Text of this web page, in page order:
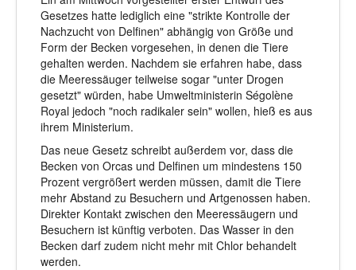
Gesetzes hatte lediglich eine "strikte Kontrolle der
Nachzucht von Delfinen" abhängig von Größe und
Form der Becken vorgesehen, in denen die Tiere
gehalten werden. Nachdem sie erfahren habe, dass
die Meeressäuger teilweise sogar "unter Drogen
gesetzt" würden, habe Umweltministerin Ségolène
Royal jedoch "noch radikaler sein" wollen, hieß es aus
ihrem Ministerium.
Das neue Gesetz schreibt außerdem vor, dass die
Becken von Orcas und Delfinen um mindestens 150
Prozent vergrößert werden müssen, damit die Tiere
mehr Abstand zu Besuchern und Artgenossen haben.
Direkter Kontakt zwischen den Meeressäugern und
Besuchern ist künftig verboten. Das Wasser in den
Becken darf zudem nicht mehr mit Chlor behandelt
werden.